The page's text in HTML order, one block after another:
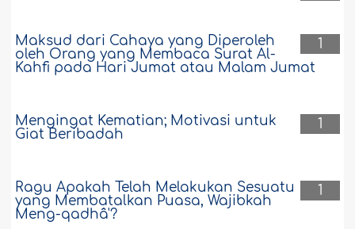
1
Maksud dari Cahaya yang Diperoleh
oleh Orang yang Membaca Surat Al-
Kahfi pada Hari Jumat atau Malam Jumat
1
Mengingat Kematian; Motivasi untuk
Giat Beribadah
1
Ragu Apakah Telah Melakukan Sesuatu
yang Membatalkan Puasa, Wajibkah
Meng-qadhâ'?